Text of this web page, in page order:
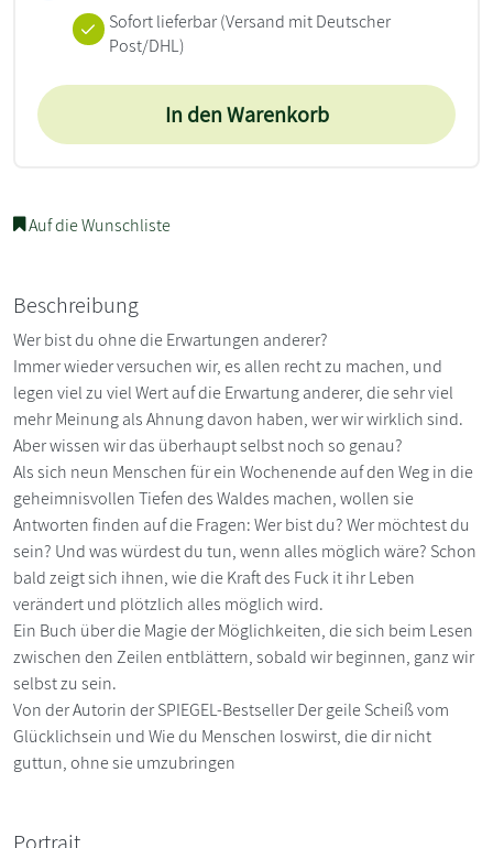
Sofort lieferbar(Versand mit Deutscher
Post/DHL)
In den Warenkorb
Auf die Wunschliste
Beschreibung
Wer bist du ohne die Erwartungen anderer?
Immer wieder versuchen wir, es allen recht zu machen, und
legen viel zu viel Wert auf die Erwartung anderer, die sehr viel
mehr Meinung als Ahnung davon haben, wer wir wirklich sind.
Aber wissen wir das überhaupt selbst noch so genau?
Als sich neun Menschen für ein Wochenende auf den Weg in die
geheimnisvollen Tiefen des Waldes machen, wollen sie
Antworten finden auf die Fragen: Wer bist du? Wer möchtest du
sein? Und was würdest du tun, wenn alles möglich wäre? Schon
bald zeigt sich ihnen, wie die Kraft des Fuck it ihr Leben
verändert und plötzlich alles möglich wird.
Ein Buch über die Magie der Möglichkeiten, die sich beim Lesen
zwischen den Zeilen entblättern, sobald wir beginnen, ganz wir
selbst zu sein.
Von der Autorin der SPIEGEL-Bestseller Der geile Scheiß vom
Glücklichsein und Wie du Menschen loswirst, die dir nicht
guttun, ohne sie umzubringen